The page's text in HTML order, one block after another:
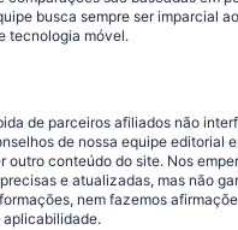
busca sempre ser imparcial
tecnologia móvel.
de parceiros afiliados não
de nossa equipe editorial
outro conteúdo do site. Nos
e atualizadas, mas não
nem fazemos
aplicabilidade.